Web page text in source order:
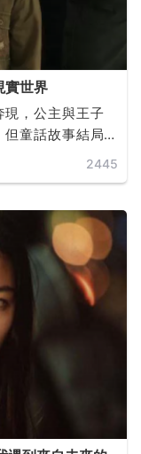
實世界
現，公主與王子
童話故事結局
中不如童話，2445